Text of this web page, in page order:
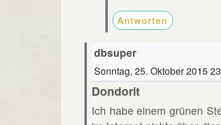
Antworten
dbsuper
Sonntag, 25. Oktober 2015
Dondorit
Ich habe einem grünen